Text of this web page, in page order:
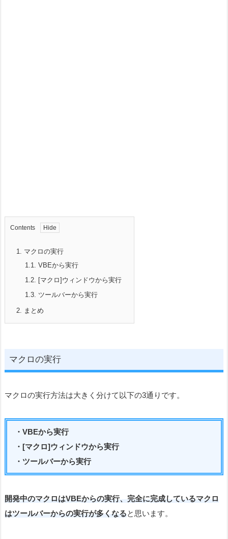
Contents
1.
マクロの実行
1.1.
VBEから実行
1.2.
[マクロ]ウィンドウから実行
1.3. ツールバーから実行
2. まとめ
マクロの実行
マクロの実行方法は大きく分けて以下の3通りです。
・VBEから実行
・[マクロ]ウィンドウから実行
・ツールバーから実行
開発中のマクロはVBEからの実行、完全に完成しているマクロ
はツールバーからの実行が多くなると思います。